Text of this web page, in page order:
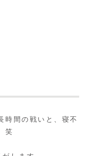
時間の戦いと、寝不
笑